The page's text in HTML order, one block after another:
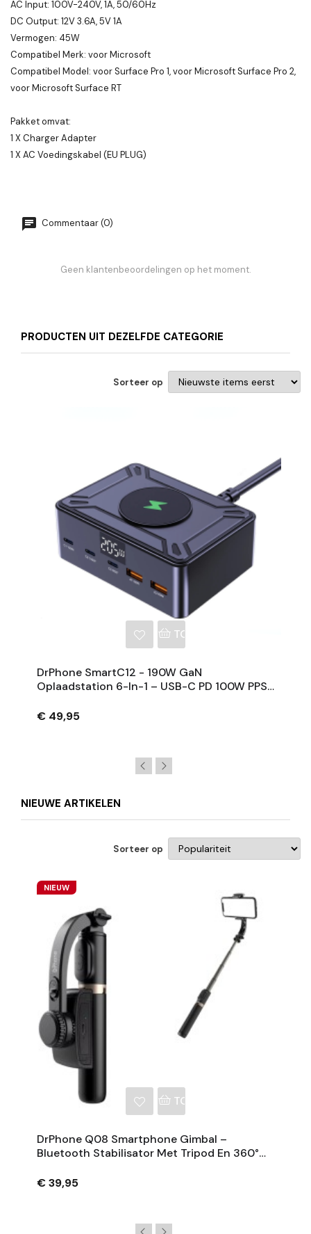
AC Input: 100V-240V, 1A, 50/60Hz
DC Output: 12V 3.6A, 5V 1A
Vermogen: 45W
Compatibel Merk: voor Microsoft
Compatibel Model: voor Surface Pro 1, voor Microsoft Surface Pro 2,
voor Microsoft Surface RT
Pakket omvat:
1 X Charger Adapter
1 X AC Voedingskabel (EU PLUG)
Commentaar (0)
Geen klantenbeoordelingen op het moment.
PRODUCTEN UIT DEZELFDE CATEGORIE
Sorteer op
TOEVOEGEN AAN
DrPhone SmartC12 - 190W GaN
Oplaadstation 6-In-1 – USB-C PD 100W PPS
Tablet/Laptop/Smartphone
€ 49,95
NIEUWE ARTIKELEN
Sorteer op
NIEUW
TOEVOEGEN AAN
DrPhone Q08 Smartphone Gimbal –
Bluetooth Stabilisator Met Tripod En 360°
€ 39,95